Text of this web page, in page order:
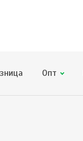
Опт